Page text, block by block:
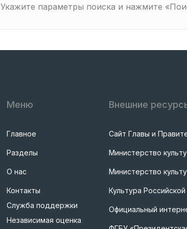
Укажите параметры поиска и нажмите
Меню
Главное
Разделы
О нас
Контакты
Служба поддержки
Независимая оценка
Внешние
Сайт Главы и
Министерство
Министерство
Культура
Официальный